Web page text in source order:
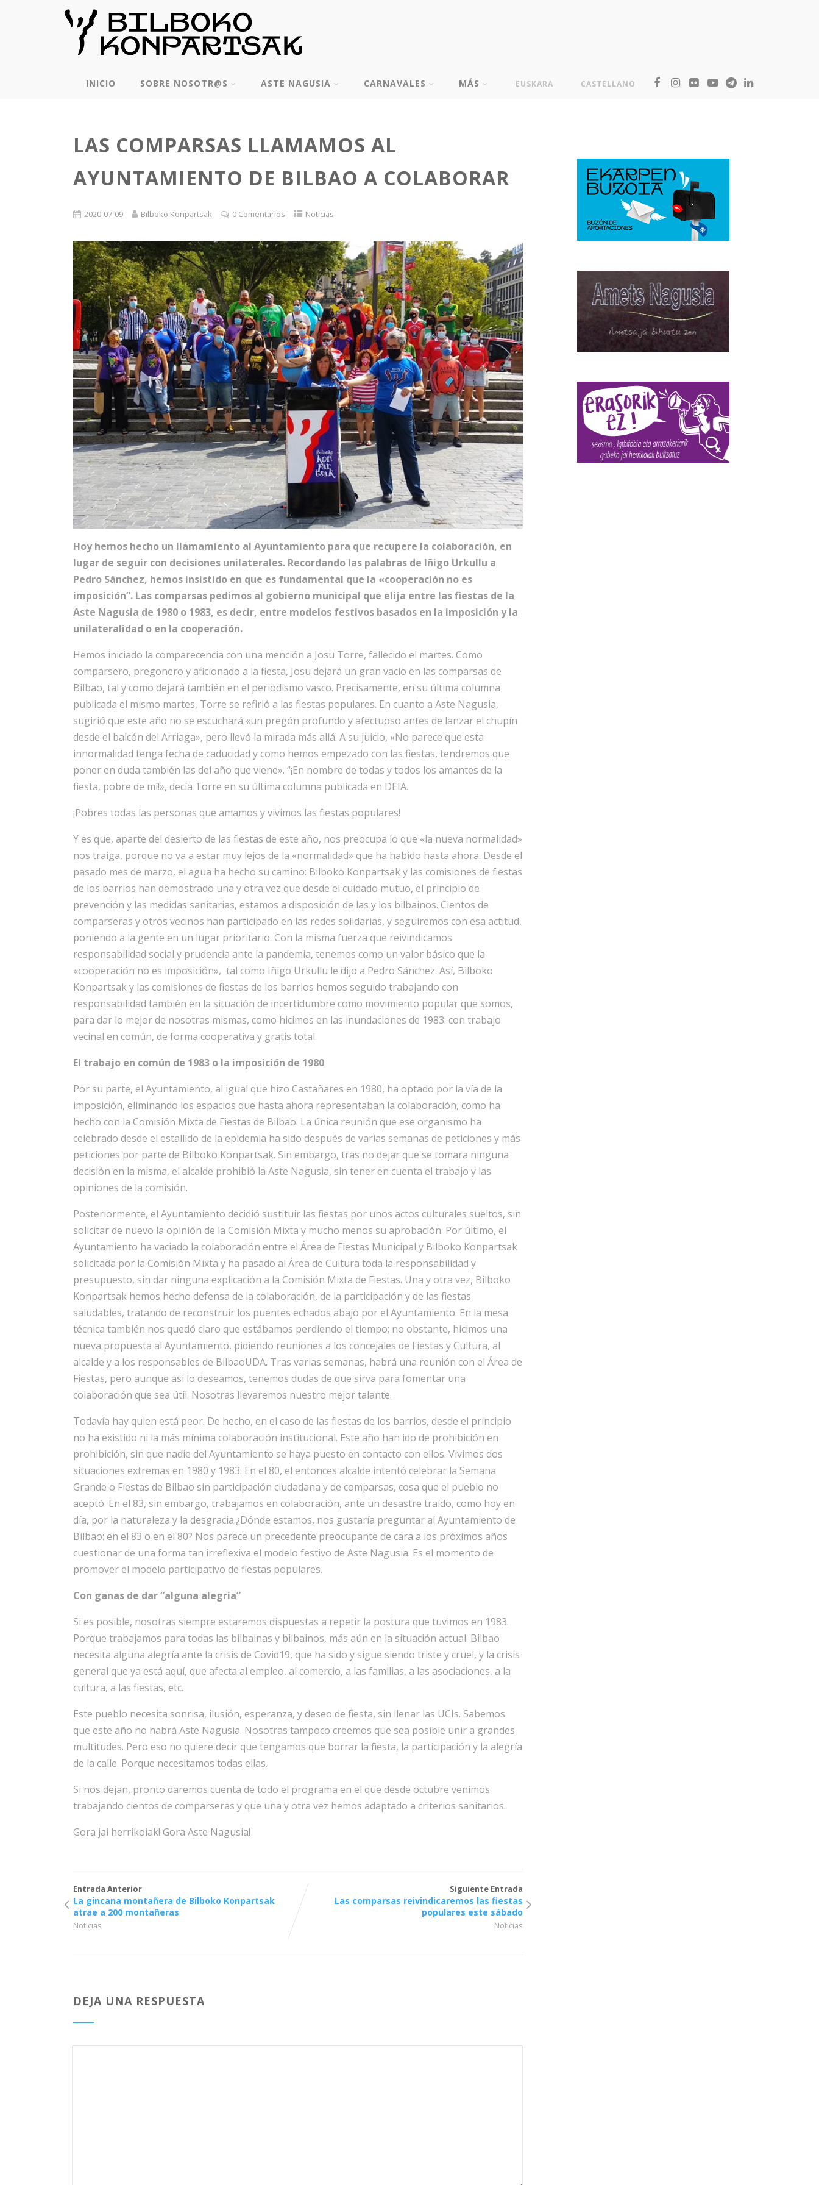
INICIO SOBRE NOSOTR@S ASTE NAGUSIA CARNAVALES MÁS EUSKARA CASTELLANO
LAS COMPARSAS LLAMAMOS AL
AYUNTAMIENTO DE BILBAO A COLABORAR
2020-07-09 Bilboko Konpartsak 0 Comentarios Noticias
Hoy hemos hecho un llamamiento al Ayuntamiento para que recupere la colaboración, en
lugar de seguir con decisiones unilaterales. Recordando las palabras de Iñigo Urkullu a
Pedro Sánchez, hemos insistido en que es fundamental que la «cooperación no es
imposición”. Las comparsas pedimos al gobierno municipal que elija entre las fiestas de la
Aste Nagusia de 1980 o 1983, es decir, entre modelos festivos basados en la imposición y la
unilateralidad o en la cooperación.
Hemos iniciado la comparecencia con una mención a Josu Torre, fallecido el martes. Como
comparsero, pregonero y aficionado a la fiesta, Josu dejará un gran vacío en las comparsas de
Bilbao, tal y como dejará también en el periodismo vasco. Precisamente, en su última columna
publicada el mismo martes, Torre se refirió a las fiestas populares. En cuanto a Aste Nagusia,
sugirió que este año no se escuchará «un pregón profundo y afectuoso antes de lanzar el chupín
desde el balcón del Arriaga», pero llevó la mirada más allá. A su juicio, «No parece que esta
innormalidad tenga fecha de caducidad y como hemos empezado con las fiestas, tendremos que
poner en duda también las del año que viene». “¡En nombre de todas y todos los amantes de la
fiesta, pobre de mí!», decía Torre en su última columna publicada en DEIA.
¡Pobres todas las personas que amamos y vivimos las fiestas populares!
Y es que, aparte del desierto de las fiestas de este año, nos preocupa lo que «la nueva normalidad»
nos traiga, porque no va a estar muy lejos de la «normalidad» que ha habido hasta ahora. Desde el
pasado mes de marzo, el agua ha hecho su camino: Bilboko Konpartsak y las comisiones de fiestas
de los barrios han demostrado una y otra vez que desde el cuidado mutuo, el principio de
prevención y las medidas sanitarias, estamos a disposición de las y los bilbainos. Cientos de
comparseras y otros vecinos han participado en las redes solidarias, y seguiremos con esa actitud,
poniendo a la gente en un lugar prioritario. Con la misma fuerza que reivindicamos
responsabilidad social y prudencia ante la pandemia, tenemos como un valor básico que la
«cooperación no es imposición», tal como Iñigo Urkullu le dijo a Pedro Sánchez. Así, Bilboko
Konpartsak y las comisiones de fiestas de los barrios hemos seguido trabajando con
responsabilidad también en la situación de incertidumbre como movimiento popular que somos,
para dar lo mejor de nosotras mismas, como hicimos en las inundaciones de 1983: con trabajo
vecinal en común, de forma cooperativa y gratis total.
El trabajo en común de 1983 o la imposición de 1980
Por su parte, el Ayuntamiento, al igual que hizo Castañares en 1980, ha optado por la vía de la
imposición, eliminando los espacios que hasta ahora representaban la colaboración, como ha
hecho con la Comisión Mixta de Fiestas de Bilbao. La única reunión que ese organismo ha
celebrado desde el estallido de la epidemia ha sido después de varias semanas de peticiones y más
peticiones por parte de Bilboko Konpartsak. Sin embargo, tras no dejar que se tomara ninguna
decisión en la misma, el alcalde prohibió la Aste Nagusia, sin tener en cuenta el trabajo y las
opiniones de la comisión.
Posteriormente, el Ayuntamiento decidió sustituir las fiestas por unos actos culturales sueltos, sin
solicitar de nuevo la opinión de la Comisión Mixta y mucho menos su aprobación. Por último, el
Ayuntamiento ha vaciado la colaboración entre el Área de Fiestas Municipal y Bilboko Konpartsak
solicitada por la Comisión Mixta y ha pasado al Área de Cultura toda la responsabilidad y
presupuesto, sin dar ninguna explicación a la Comisión Mixta de Fiestas. Una y otra vez, Bilboko
Konpartsak hemos hecho defensa de la colaboración, de la participación y de las fiestas
saludables, tratando de reconstruir los puentes echados abajo por el Ayuntamiento. En la mesa
técnica también nos quedó claro que estábamos perdiendo el tiempo; no obstante, hicimos una
nueva propuesta al Ayuntamiento, pidiendo reuniones a los concejales de Fiestas y Cultura, al
alcalde y a los responsables de BilbaoUDA. Tras varias semanas, habrá una reunión con el Área de
Fiestas, pero aunque así lo deseamos, tenemos dudas de que sirva para fomentar una
colaboración que sea útil. Nosotras llevaremos nuestro mejor talante.
Todavía hay quien está peor. De hecho, en el caso de las fiestas de los barrios, desde el principio
no ha existido ni la más mínima colaboración institucional. Este año han ido de prohibición en
prohibición, sin que nadie del Ayuntamiento se haya puesto en contacto con ellos. Vivimos dos
situaciones extremas en 1980 y 1983. En el 80, el entonces alcalde intentó celebrar la Semana
Grande o Fiestas de Bilbao sin participación ciudadana y de comparsas, cosa que el pueblo no
aceptó. En el 83, sin embargo, trabajamos en colaboración, ante un desastre traído, como hoy en
día, por la naturaleza y la desgracia.¿Dónde estamos, nos gustaría preguntar al Ayuntamiento de
Bilbao: en el 83 o en el 80? Nos parece un precedente preocupante de cara a los próximos años
cuestionar de una forma tan irreflexiva el modelo festivo de Aste Nagusia. Es el momento de
promover el modelo participativo de fiestas populares.
Con ganas de dar “alguna alegría”
Si es posible, nosotras siempre estaremos dispuestas a repetir la postura que tuvimos en 1983.
Porque trabajamos para todas las bilbainas y bilbainos, más aún en la situación actual. Bilbao
necesita alguna alegría ante la crisis de Covid19, que ha sido y sigue siendo triste y cruel, y la crisis
general que ya está aquí, que afecta al empleo, al comercio, a las familias, a las asociaciones, a la
cultura, a las fiestas, etc.
Este pueblo necesita sonrisa, ilusión, esperanza, y deseo de fiesta, sin llenar las UCIs. Sabemos
que este año no habrá Aste Nagusia. Nosotras tampoco creemos que sea posible unir a grandes
multitudes. Pero eso no quiere decir que tengamos que borrar la fiesta, la participación y la alegría
de la calle. Porque necesitamos todas ellas.
Si nos dejan, pronto daremos cuenta de todo el programa en el que desde octubre venimos
trabajando cientos de comparseras y que una y otra vez hemos adaptado a criterios sanitarios.
Gora jai herrikoiak! Gora Aste Nagusia!
Entrada Anterior
La gincana montañera de Bilboko Konpartsak
atrae a 200 montañeras
Noticias
Siguiente Entrada
Las comparsas reivindicaremos las fiestas
populares este sábado
Noticias
DEJA UNA RESPUESTA